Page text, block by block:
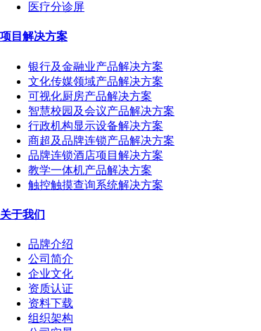
医疗分诊屏
项目解决方案
银行及金融业产品解决方案
文化传媒领域产品解决方案
可视化厨房产品解决方案
智慧校园及会议产品解决方案
行政机构显示设备解决方案
商超及品牌连锁产品解决方案
品牌连锁酒店项目解决方案
教学一体机产品解决方案
触控触摸查询系统解决方案
关于我们
品牌介绍
公司简介
企业文化
资质认证
资料下载
组织架构